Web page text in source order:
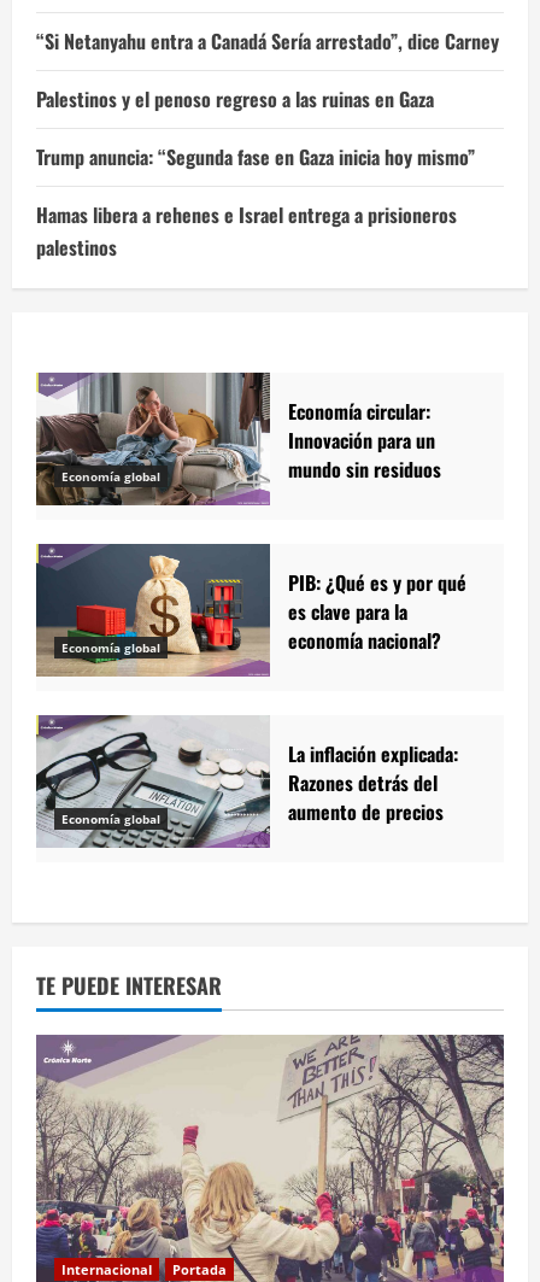
“Si Netanyahu entra a Canadá Sería arrestado”, dice Carney
Palestinos y el penoso regreso a las ruinas en Gaza
Trump anuncia: “Segunda fase en Gaza inicia hoy mismo”
Hamas libera a rehenes e Israel entrega a prisioneros
palestinos
Economía global
Economía circular:
Innovación para un
mundo sin residuos
Economía global
PIB: ¿Qué es y por qué
es clave para la
economía nacional?
Economía global
La inflación explicada:
Razones detrás del
aumento de precios
TE PUEDE INTERESAR
Internacional Portada